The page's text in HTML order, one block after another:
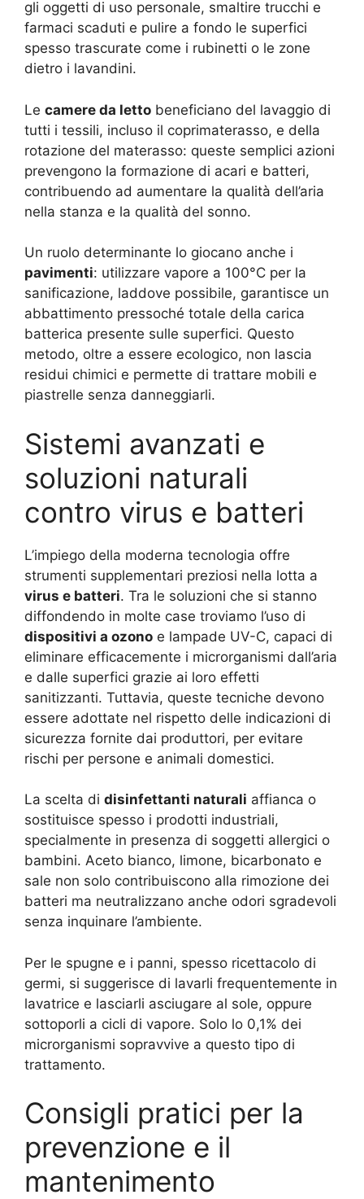
gli oggetti di uso personale, smaltire trucchi e
farmaci scaduti e pulire a fondo le superfici
spesso trascurate come i rubinetti o le zone
dietro i lavandini.
Le camere da letto beneficiano del lavaggio di
tutti i tessili, incluso il coprimaterasso, e della
rotazione del materasso: queste semplici azioni
prevengono la formazione di acari e batteri,
contribuendo ad aumentare la qualità dell’aria
nella stanza e la qualità del sonno.
Un ruolo determinante lo giocano anche i
pavimenti: utilizzare vapore a 100°C per la
sanificazione, laddove possibile, garantisce un
abbattimento pressoché totale della carica
batterica presente sulle superfici. Questo
metodo, oltre a essere ecologico, non lascia
residui chimici e permette di trattare mobili e
piastrelle senza danneggiarli.
Sistemi avanzati e
soluzioni naturali
contro virus e batteri
L’impiego della moderna tecnologia offre
strumenti supplementari preziosi nella lotta a
virus e batteri. Tra le soluzioni che si stanno
diffondendo in molte case troviamo l’uso di
dispositivi a ozono e lampade UV-C, capaci di
eliminare efficacemente i microrganismi dall’aria
e dalle superfici grazie ai loro effetti
sanitizzanti. Tuttavia, queste tecniche devono
essere adottate nel rispetto delle indicazioni di
sicurezza fornite dai produttori, per evitare
rischi per persone e animali domestici.
La scelta di disinfettanti naturali affianca o
sostituisce spesso i prodotti industriali,
specialmente in presenza di soggetti allergici o
bambini. Aceto bianco, limone, bicarbonato e
sale non solo contribuiscono alla rimozione dei
batteri ma neutralizzano anche odori sgradevoli
senza inquinare l’ambiente.
Per le spugne e i panni, spesso ricettacolo di
germi, si suggerisce di lavarli frequentemente in
lavatrice e lasciarli asciugare al sole, oppure
sottoporli a cicli di vapore. Solo lo 0,1% dei
microrganismi sopravvive a questo tipo di
trattamento.
Consigli pratici per la
prevenzione e il
mantenimento